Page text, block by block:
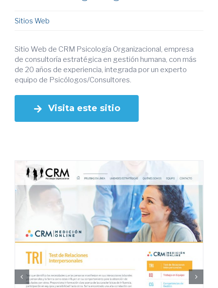
Sitios Web
Sitio Web de CRM Psicología Organizacional, empresa
de consultoría estratégica en gestión humana, con más
de 20 años de experiencia, integrada por un experto
equipo de Psicólogos/Consultores.
Visita este sitio